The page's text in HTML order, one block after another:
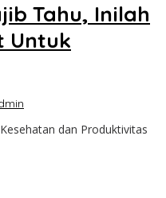
Tahu, Inilah
Untuk
dan Produktivitas